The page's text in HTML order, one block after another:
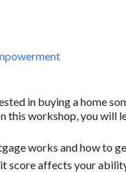
in buying a home
this workshop, you will
works and how to
score affects your